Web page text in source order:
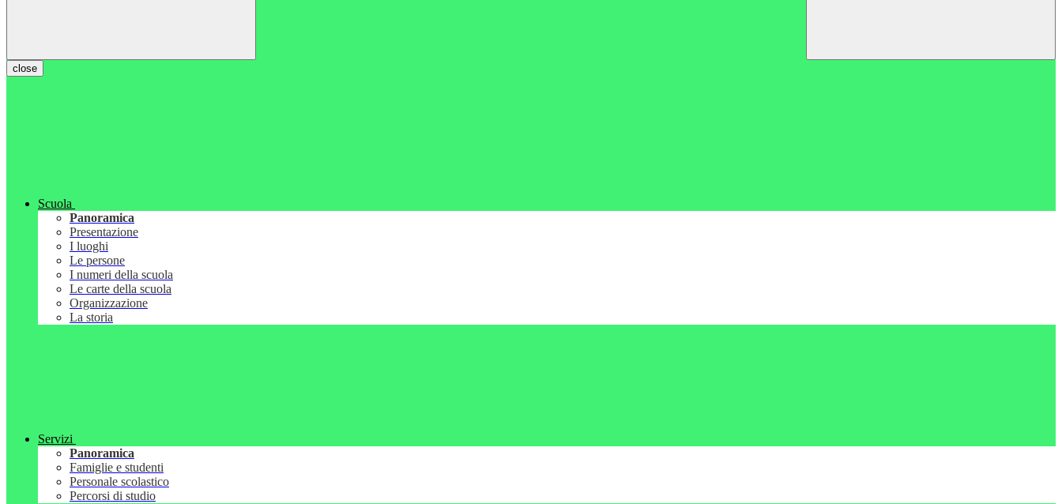
close
Scuola
Panoramica
Presentazione
I luoghi
Le persone
I numeri della scuola
Le carte della scuola
Organizzazione
La storia
Servizi
Panoramica
Famiglie e studenti
Personale scolastico
Percorsi di studio